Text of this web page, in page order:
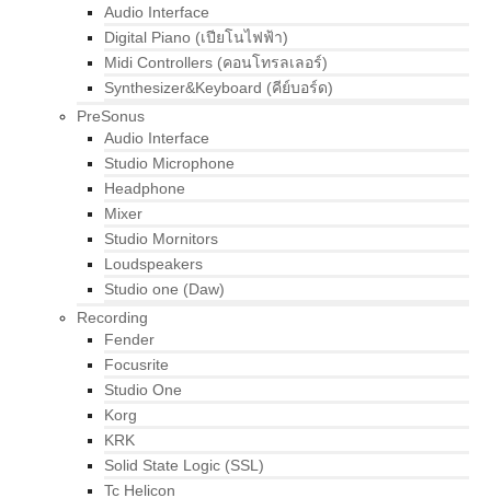
Audio Interface
Digital Piano (เปียโนไฟฟ้า)
Midi Controllers (คอนโทรลเลอร์)
Synthesizer&Keyboard (คีย์บอร์ด)
PreSonus
Audio Interface
Studio Microphone
Headphone
Mixer
Studio Mornitors
Loudspeakers
Studio one (Daw)
Recording
Fender
Focusrite
Studio One
Korg
KRK
Solid State Logic (SSL)
Tc Helicon